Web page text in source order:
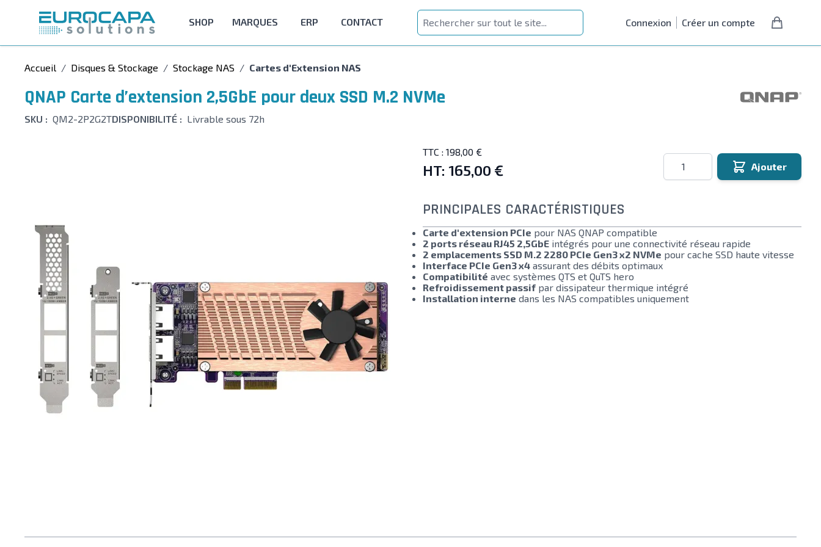
SHOP
MARQUES ERP CONTACT Connexion Créer un compte
Accueil / Disques & Stockage / Stockage NAS / Cartes d'Extension NAS
QNAP Carte d’extension 2,5GbE pour deux SSD M.2 NVMe
SKU : QM2-2P2G2TDISPONIBILITÉ : Livrable sous 72h
TTC : 198,00 €
HT: 165,00 €
Quantité
Ajouter
PRINCIPALES CARACTÉRISTIQUES
Carte d'extension PCIe pour NAS QNAP compatible
2 ports réseau RJ45 2,5GbE intégrés pour une connectivité réseau rapide
2 emplacements SSD M.2 2280 PCIe Gen3 x2 NVMe pour cache SSD haute vitesse
Interface PCIe Gen3 x4 assurant des débits optimaux
Compatibilité avec systèmes QTS et QuTS hero
Refroidissement passif par dissipateur thermique intégré
Installation interne dans les NAS compatibles uniquement